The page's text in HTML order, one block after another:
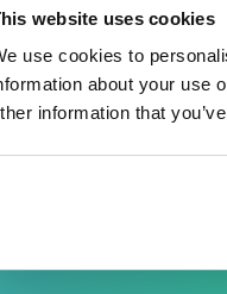
website uses cookies
use cookies to
about your use
information that
Köp nu
Alla priser visas